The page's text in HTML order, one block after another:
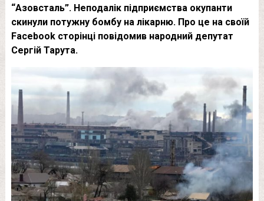
“Азовсталь”. Неподалік підприємства окупанти
скинули потужну бомбу на лікарню. Про це на своїй
Facebook сторінці повідомив народний депутат
Сергій Тарута.